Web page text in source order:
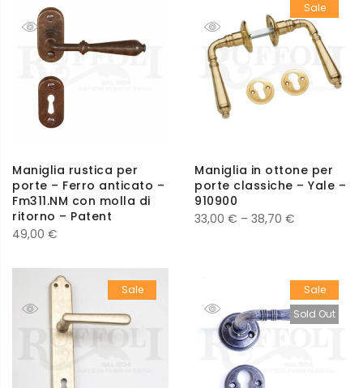
Maniglia rustica per
porte – Ferro anticato –
Fm311.NM con molla di
ritorno – Patent
49,00 €
Sale
Maniglia in ottone per
porte classiche – Yale –
910900
33,00 € – 38,70 €
Sale
Sale
Sold Out